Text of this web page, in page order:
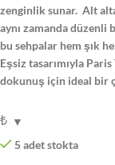
zenginlik sunar. Alt
aynı zamanda düzenli
bu sehpalar hem şık
Eşsiz tasarımıyla
dokunuş için ideal bir
₺
5 adet stokta